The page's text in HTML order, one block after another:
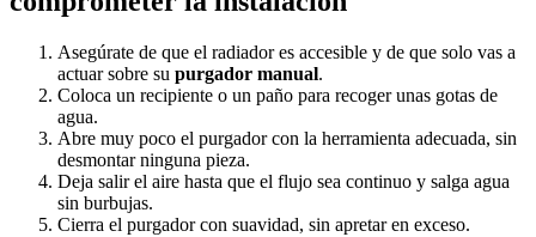
Asegúrate de que el radiador es accesible y de que solo vas a
actuar sobre su purgador manual.
Coloca un recipiente o un paño para recoger unas gotas de
agua.
Abre muy poco el purgador con la herramienta adecuada, sin
desmontar ninguna pieza.
Deja salir el aire hasta que el flujo sea continuo y salga agua
sin burbujas.
Cierra el purgador con suavidad, sin apretar en exceso.